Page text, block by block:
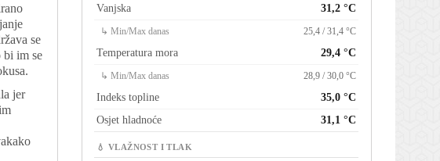
se
bi im se
jer
Vanjska 31,2 °C
↳ Min/Max danas 25,4 / 31,4 °C
Temperatura mora 29,4 °C
↳ Min/Max danas 28,9 / 30,0 °C
Indeks topline
35,0 °C
Osjet hladnoće
31,1 °C
💧 VLAŽNOST I TLAK